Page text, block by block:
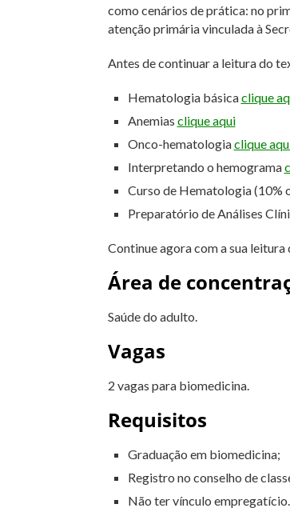
como cenários de prática: no
atenção primária vinculada à
Antes de continuar a leitura do
Hematologia básicaclique
Anemias clique aqui
Onco-hematologiaclique
Interpretando o hemograma
Curso de Hematologia (10%
Preparatório de Análises
Continue agora com a sua
Área de
Saúde do adulto.
Vagas
2 vagas para biomedicina.
Requisitos
Graduação em biomedicina;
Registro no conselho de
Não ter vínculo empregatício.